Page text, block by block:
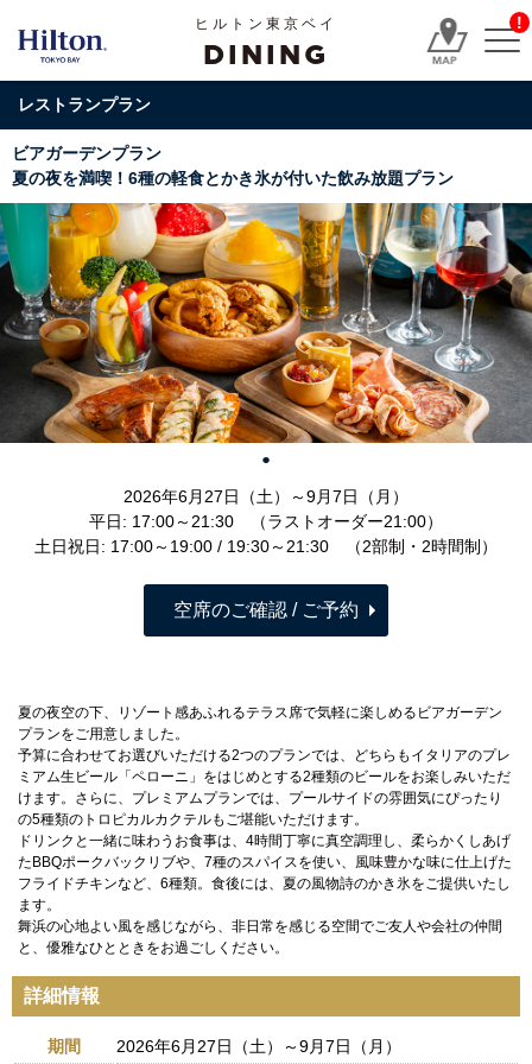
ヒルトン東京ベイ
DINING
!
レストランプラン
ビアガーデンプラン
夏の夜を満喫！6種の軽食とかき氷が付いた飲み放題プラン
2026年6月27日（土）～9月7日（月）
平日: 17:00～21:30 （ラストオーダー21:00）
土日祝日: 17:00～19:00 / 19:30～21:30 （2部制・2時間制）
空席のご確認 / ご予約
夏の夜空の下、リゾート感あふれるテラス席で気軽に楽しめるビアガーデン
プランをご用意しました。
予算に合わせてお選びいただける2つのプランでは、どちらもイタリアのプレ
ミアム生ビール「ペローニ」をはじめとする2種類のビールをお楽しみいただ
けます。さらに、プレミアムプランでは、プールサイドの雰囲気にぴったり
の5種類のトロピカルカクテルもご堪能いただけます。
ドリンクと一緒に味わうお食事は、4時間丁寧に真空調理し、柔らかくしあげ
たBBQポークバックリブや、7種のスパイスを使い、風味豊かな味に仕上げた
フライドチキンなど、6種類。食後には、夏の風物詩のかき氷をご提供いたし
ます。
舞浜の心地よい風を感じながら、非日常を感じる空間でご友人や会社の仲間
と、優雅なひとときをお過ごしください。
詳細情報
期間
2026年6月27日（土）～9月7日（月）